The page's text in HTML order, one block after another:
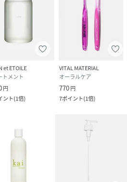
et ETOILE
トメント
円
ント(1倍)
VITAL MATERIAL
オーラルケア
770円
7ポイント(1倍)